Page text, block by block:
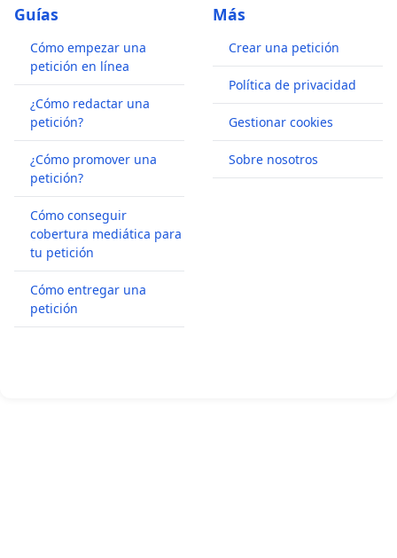
Guías
Cómo empezar una
petición en línea
¿Cómo redactar una
petición?
¿Cómo promover una
petición?
Cómo conseguir
cobertura mediática para
tu petición
Cómo entregar una
petición
Más
Crear una petición
Política de privacidad
Gestionar cookies
Sobre nosotros